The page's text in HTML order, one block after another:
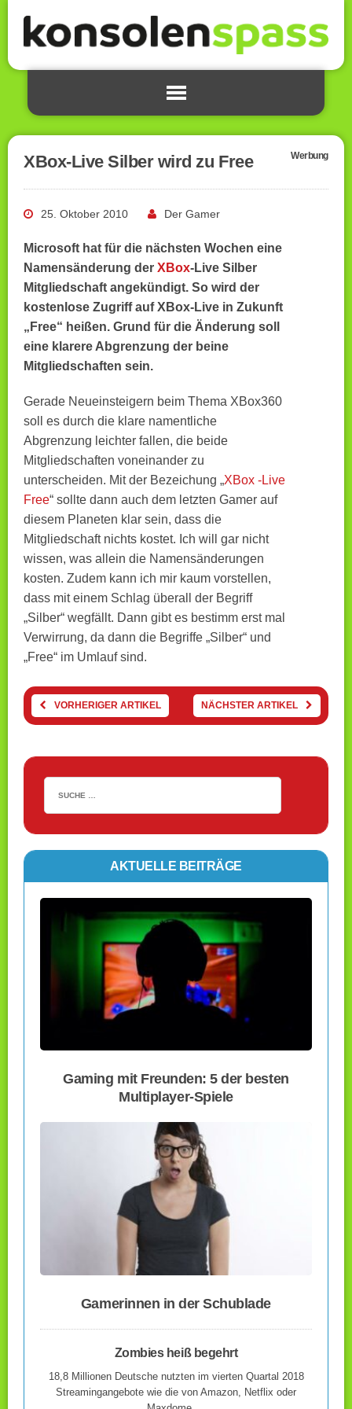
XBox-Live Silber wird zu Free Werbung
25. Oktober 2010 Der Gamer
Microsoft hat für die nächsten Wochen eine
Namensänderung der XBox-Live Silber
Mitgliedschaft angekündigt. So wird der
kostenlose Zugriff auf XBox-Live in Zukunft
„Free“ heißen. Grund für die Änderung soll
eine klarere Abgrenzung der beine
Mitgliedschaften sein.
Gerade Neueinsteigern beim Thema XBox360
soll es durch die klare namentliche
Abgrenzung leichter fallen, die beide
Mitgliedschaften voneinander zu
unterscheiden. Mit der Bezeichung „XBox -Live
Free“ sollte dann auch dem letzten Gamer auf
diesem Planeten klar sein, dass die
Mitgliedschaft nichts kostet. Ich will gar nicht
wissen, was allein die Namensänderungen
kosten. Zudem kann ich mir kaum vorstellen,
dass mit einem Schlag überall der Begriff
„Silber“ wegfällt. Dann gibt es bestimm erst mal
Verwirrung, da dann die Begriffe „Silber“ und
„Free“ im Umlauf sind.
VORHERIGER ARTIKEL NÄCHSTER ARTIKEL
AKTUELLE BEITRÄGE
Gaming mit Freunden: 5 der besten
Multiplayer-Spiele
Gamerinnen in der Schublade
Zombies heiß begehrt
18,8 Millionen Deutsche nutzten im vierten Quartal 2018
Streamingangebote wie die von Amazon, Netflix oder